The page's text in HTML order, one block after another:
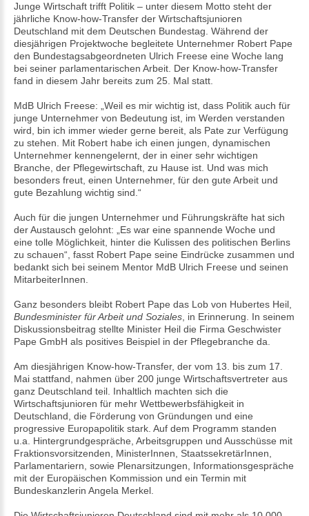
Junge Wirtschaft trifft Politik – unter diesem Motto steht der
jährliche Know-how-Transfer der Wirtschaftsjunioren
Deutschland mit dem Deutschen Bundestag. Während der
diesjährigen Projektwoche begleitete Unternehmer Robert Pape
den Bundestagsabgeordneten Ulrich Freese eine Woche lang
bei seiner parlamentarischen Arbeit. Der Know-how-Transfer
fand in diesem Jahr bereits zum 25. Mal statt.
MdB Ulrich Freese: „Weil es mir wichtig ist, dass Politik auch für
junge Unternehmer von Bedeutung ist, im Werden verstanden
wird, bin ich immer wieder gerne bereit, als Pate zur Verfügung
zu stehen. Mit Robert habe ich einen jungen, dynamischen
Unternehmer kennengelernt, der in einer sehr wichtigen
Branche, der Pflegewirtschaft, zu Hause ist. Und was mich
besonders freut, einen Unternehmer, für den gute Arbeit und
gute Bezahlung wichtig sind.“
Auch für die jungen Unternehmer und Führungskräfte hat sich
der Austausch gelohnt: „Es war eine spannende Woche und
eine tolle Möglichkeit, hinter die Kulissen des politischen Berlins
zu schauen“, fasst Robert Pape seine Eindrücke zusammen und
bedankt sich bei seinem Mentor MdB Ulrich Freese und seinen
MitarbeiterInnen.
Ganz besonders bleibt Robert Pape das Lob von Hubertes Heil,
Bundesminister für Arbeit und Soziales, in Erinnerung. In seinem
Diskussionsbeitrag stellte Minister Heil die Firma Geschwister
Pape GmbH als positives Beispiel in der Pflegebranche da.
Am diesjährigen Know-how-Transfer, der vom 13. bis zum 17.
Mai stattfand, nahmen über 200 junge Wirtschaftsvertreter aus
ganz Deutschland teil. Inhaltlich machten sich die
Wirtschaftsjunioren für mehr Wettbewerbsfähigkeit in
Deutschland, die Förderung von Gründungen und eine
progressive Europapolitik stark. Auf dem Programm standen
u.a. Hintergrundgespräche, Arbeitsgruppen und Ausschüsse mit
Fraktionsvorsitzenden, MinisterInnen, StaatssekretärInnen,
Parlamentariern, sowie Plenarsitzungen, Informationsgespräche
mit der Europäischen Kommission und ein Termin mit
Bundeskanzlerin Angela Merkel.